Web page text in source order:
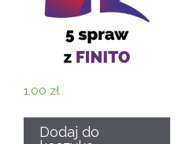
1,00 zł
Dodaj do